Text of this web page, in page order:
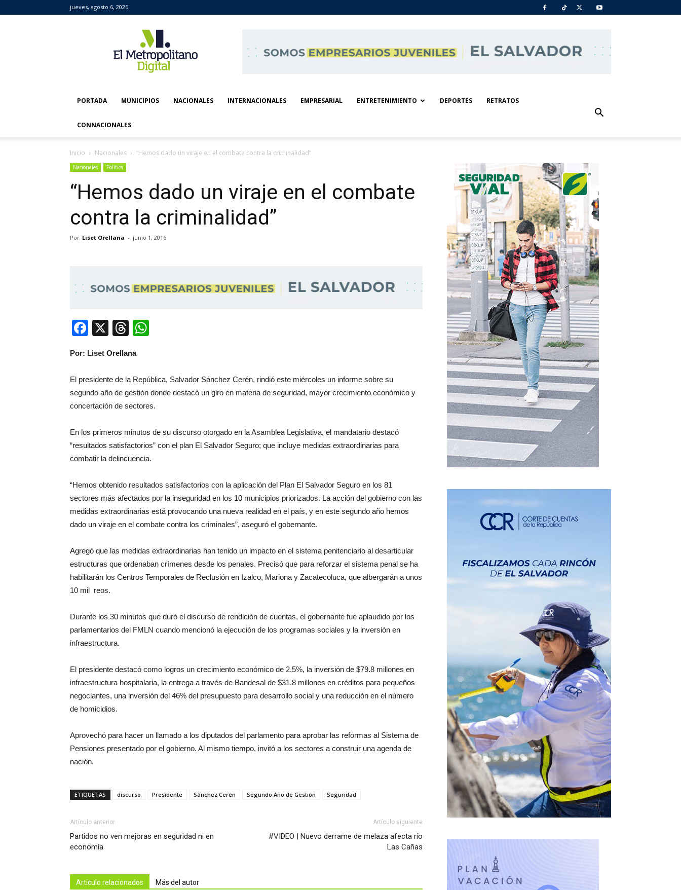
jueves, agosto 6, 2026
Metropolitano
Digital
PORTADA MUNICIPIOS NACIONALES INTERNACIONALES EMPRESARIAL ENTRETENIMIENTO DEPORTES RETRATOS
CONNACIONALES
Inicio Nacionales “Hemos dado un viraje en el combate contra la criminalidad”
Nacionales Política
“Hemos dado un viraje en el combate
contra la criminalidad”
Por Liset Orellana - junio 1, 2016
Facebook
X Threads
Por: Liset Orellana
El presidente de la República, Salvador Sánchez Cerén, rindió este miércoles un informe sobre su
segundo año de gestión donde destacó un giro en materia de seguridad, mayor crecimiento económico y
concertación de sectores.
En los primeros minutos de su discurso otorgado en la Asamblea Legislativa, el mandatario destacó
“resultados satisfactorios” con el plan El Salvador Seguro; que incluye medidas extraordinarias para
combatir la delincuencia.
“Hemos obtenido resultados satisfactorios con la aplicación del Plan El Salvador Seguro en los 81
sectores más afectados por la inseguridad en los 10 municipios priorizados. La acción del gobierno con las
medidas extraordinarias está provocando una nueva realidad en el país, y en este segundo año hemos
dado un viraje en el combate contra los criminales”, aseguró el gobernante.
Agregó que las medidas extraordinarias han tenido un impacto en el sistema penitenciario al desarticular
estructuras que ordenaban crímenes desde los penales. Precisó que para reforzar el sistema penal se ha
habilitarán los Centros Temporales de Reclusión en Izalco, Mariona y Zacatecoluca, que albergarán a unos
10 mil reos.
Durante los 30 minutos que duró el discurso de rendición de cuentas, el gobernante fue aplaudido por los
parlamentarios del FMLN cuando mencionó la ejecución de los programas sociales y la inversión en
infraestructura.
El presidente destacó como logros un crecimiento económico de 2.5%, la inversión de $79.8 millones en
infraestructura hospitalaria, la entrega a través de Bandesal de $31.8 millones en créditos para pequeños
negociantes, una inversión del 46% del presupuesto para desarrollo social y una reducción en el número
de homicidios.
Aprovechó para hacer un llamado a los diputados del parlamento para aprobar las reformas al Sistema de
Pensiones presentado por el gobierno. Al mismo tiempo, invitó a los sectores a construir una agenda de
nación.
ETIQUETAS discurso Presidente Sánchez Cerén Segundo Año de Gestión Seguridad
Artículo anterior
Partidos no ven mejoras en seguridad ni en
economía
Artículo siguiente
#VIDEO | Nuevo derrame de melaza afecta río
Las Cañas
Artículo relacionados Más del autor